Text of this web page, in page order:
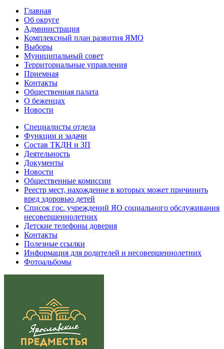
Главная
Об округе
Администрация
Комплексный план развития ЯМО
Выборы
Муниципальный совет
Территориальные управления
Приемная
Контакты
Общественная палата
О беженцах
Новости
Специалисты отдела
Функции и задачи
Состав ТКДН и ЗП
Деятельность
Документы
Новости
Общественные комиссии
Реестр мест, нахождение в которых может причинить
вред здоровью детей
Список гос. учреждений ЯО социального обслуживания
несовершеннолетних
Детские телефоны доверия
Контакты
Полезные ссылки
Информация для родителей и несовершеннолетних
Фотоальбомы